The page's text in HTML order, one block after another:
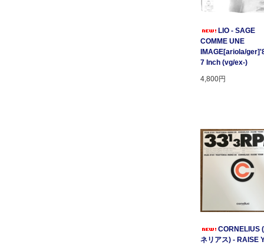
LIO - SAGE
COMME UNE
IMAGE[ariola/
7 Inch (vg/ex-)
4,800円
CORNELIUS
ネリアス) - RAISE